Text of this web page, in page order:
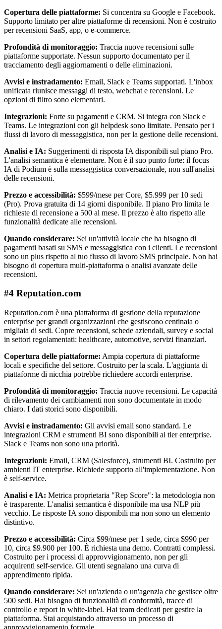
Copertura delle piattaforme: Si concentra su Google e Facebook.
Supporto limitato per altre piattaforme di recensioni. Non è costruito
per recensioni SaaS, app, o e-commerce.
Profondità di monitoraggio: Traccia nuove recensioni sulle
piattaforme supportate. Nessun supporto documentato per il
tracciamento degli aggiornamenti o delle eliminazioni.
Avvisi e instradamento: Email, Slack e Teams supportati. L'inbox
unificata riunisce messaggi di testo, webchat e recensioni. Le
opzioni di filtro sono elementari.
Integrazioni: Forte su pagamenti e CRM. Si integra con Slack e
Teams. Le integrazioni con gli helpdesk sono limitate. Pensato per i
flussi di lavoro di messaggistica, non per la gestione delle recensioni.
Analisi e IA: Suggerimenti di risposta IA disponibili sul piano Pro.
L'analisi semantica è elementare. Non è il suo punto forte: il focus
IA di Podium è sulla messaggistica conversazionale, non sull'analisi
delle recensioni.
Prezzo e accessibilità: $599/mese per Core, $5.999 per 10 sedi
(Pro). Prova gratuita di 14 giorni disponibile. Il piano Pro limita le
richieste di recensione a 500 al mese. Il prezzo è alto rispetto alle
funzionalità dedicate alle recensioni.
Quando considerare: Sei un'attività locale che ha bisogno di
pagamenti basati su SMS e messaggistica con i clienti. Le recensioni
sono un plus rispetto al tuo flusso di lavoro SMS principale. Non hai
bisogno di copertura multi-piattaforma o analisi avanzate delle
recensioni.
#4 Reputation.com
Reputation.com è una piattaforma di gestione della reputazione
enterprise per grandi organizzazioni che gestiscono centinaia o
migliaia di sedi. Copre recensioni, schede aziendali, survey e social
in settori regolamentati: healthcare, automotive, servizi finanziari.
Copertura delle piattaforme: Ampia copertura di piattaforme
locali e specifiche del settore. Costruito per la scala. L'aggiunta di
piattaforme di nicchia potrebbe richiedere accordi enterprise.
Profondità di monitoraggio: Traccia nuove recensioni. Le capacità
di rilevamento dei cambiamenti non sono documentate in modo
chiaro. I dati storici sono disponibili.
Avvisi e instradamento: Gli avvisi email sono standard. Le
integrazioni CRM e strumenti BI sono disponibili ai tier enterprise.
Slack e Teams non sono una priorità.
Integrazioni: Email, CRM (Salesforce), strumenti BI. Costruito per
ambienti IT enterprise. Richiede supporto all'implementazione. Non
è self-service.
Analisi e IA: Metrica proprietaria "Rep Score": la metodologia non
è trasparente. L'analisi semantica è disponibile ma usa NLP più
vecchio. Le risposte IA sono disponibili ma non sono un elemento
distintivo.
Prezzo e accessibilità: Circa $99/mese per 1 sede, circa $990 per
10, circa $9.900 per 100. È richiesta una demo. Contratti complessi.
Costruito per i processi di approvvigionamento, non per gli
acquirenti self-service. Gli utenti segnalano una curva di
apprendimento ripida.
Quando considerare: Sei un'azienda o un'agenzia che gestisce oltre
500 sedi. Hai bisogno di funzionalità di conformità, tracce di
controllo e report in white-label. Hai team dedicati per gestire la
piattaforma. Stai acquistando attraverso un processo di
approvvigionamento formale.